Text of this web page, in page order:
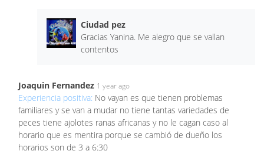
Ciudad pez
Gracias Yanina. Me alegro que se vallan
contentos
Joaquin Fernandez 1 year ago
Experiencia positiva: No vayan es que tienen problemas
familiares y se van a mudar no tiene tantas variedades de
peces tiene ajolotes ranas africanas y no le cagan caso al
horario que es mentira porque se cambió de dueño los
horarios son de 3 a 6:30